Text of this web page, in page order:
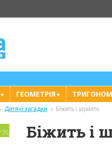
▼ ГЕОМЕТРІЯ▼
Дитячі загадки Біжить і шумить
Біжить і